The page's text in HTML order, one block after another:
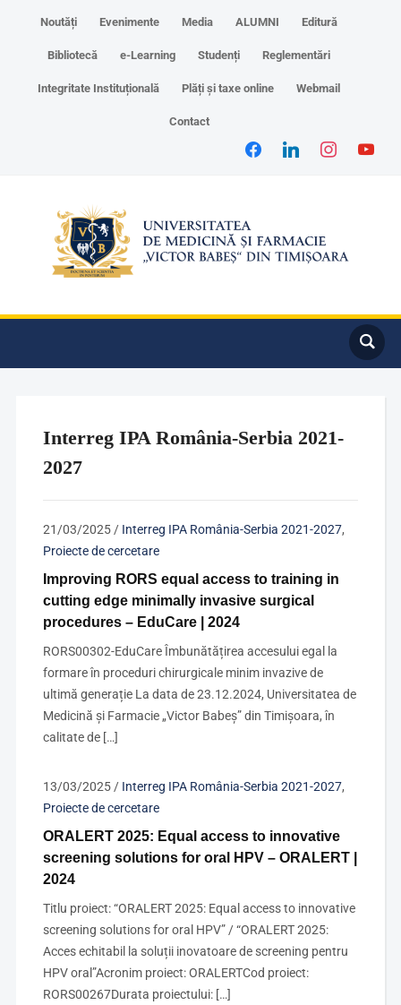
Noutăți Evenimente Media ALUMNI Editură
Bibliotecă e-Learning Studenți Reglementări
Integritate Instituțională Plăți și taxe online Webmail
Contact
Interreg IPA România-Serbia 2021-
2027
21/03/2025/ Interreg IPA România-Serbia 2021-2027,
Proiecte de cercetare
Improving RORS equal access to training in
cutting edge minimally invasive surgical
procedures – EduCare | 2024
RORS00302-EduCare Îmbunătățirea accesului egal la
formare în proceduri chirurgicale minim invazive de
ultimă generație La data de 23.12.2024, Universitatea de
Medicină și Farmacie „Victor Babeș” din Timișoara, în
calitate de […]
13/03/2025/ Interreg IPA România-Serbia 2021-2027,
Proiecte de cercetare
ORALERT 2025: Equal access to innovative
screening solutions for oral HPV – ORALERT |
2024
Titlu proiect: “ORALERT 2025: Equal access to innovative
screening solutions for oral HPV” / “ORALERT 2025:
Acces echitabil la soluții inovatoare de screening pentru
HPV oral”Acronim proiect: ORALERTCod proiect:
RORS00267Durata proiectului: […]